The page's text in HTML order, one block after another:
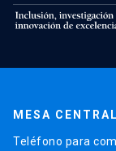
MESA CENTRAL
Teléfono para